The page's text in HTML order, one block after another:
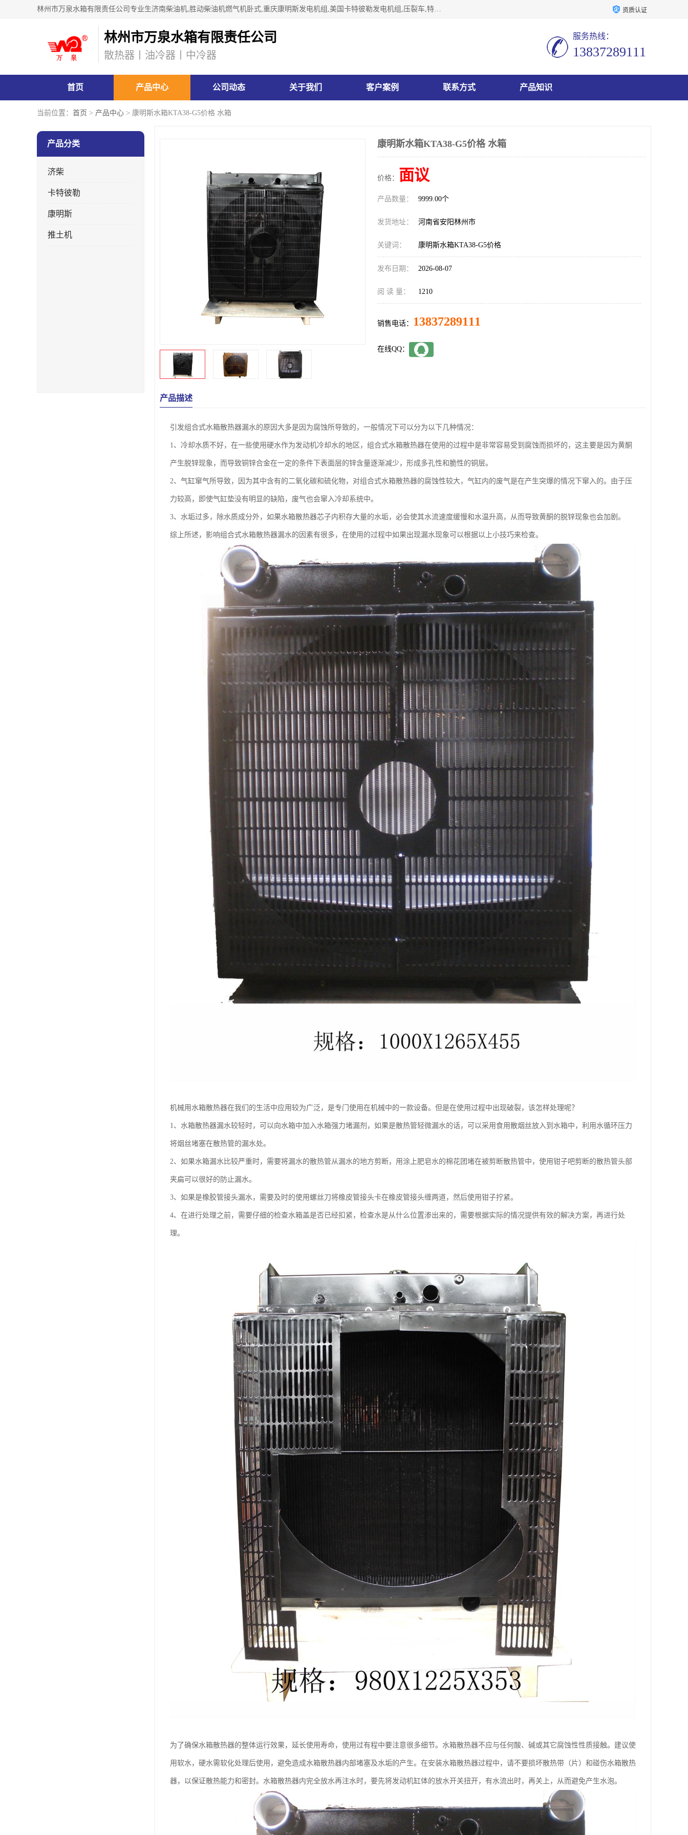
林州市万泉水箱有限责任公司专业生济南柴油机,胜动柴油机燃气机卧式,重庆康明斯发电机组,美国卡特彼勒发电机组,压裂车,特雷克斯矿车,卡特矿车,小松反铲,卡特反铲装载机,日立反铲,阿特拉斯科普柯钻机,山推推土机黄工推土机等系列水箱中冷器油冷器，公司始终发扬自力更生、艰苦奋斗的红旗渠精神、不断开拓、进取，以“先进的生产技术、一流的产品质量、良好的销售信誉”为宗旨。 资质认证
林州市万泉水箱有限责任公司
散热器丨油冷器丨中冷器
服务热线：
13837289111
首页 产品中心 公司动态 关于我们 客户案例 联系方式 产品知识
当前位置： 首页 > 产品中心 > 康明斯水箱KTA38-G5价格 水箱
产品分类
济柴
卡特彼勒
康明斯
推土机
康明斯水箱KTA38-G5价格 水箱
价格： 面议
产品数量： 9999.00个
发货地址： 河南省安阳林州市
关键词： 康明斯水箱KTA38-G5价格
发布日期： 2026-08-07
阅 读 量： 1210
销售电话： 13837289111
在线QQ：
产品描述
引发组合式水箱散热器漏水的原因大多是因为腐蚀所导致的，一般情况下可以分为以下几种情况：
1、冷却水质不好，在一些使用硬水作为发动机冷却水的地区，组合式水箱散热器在使用的过程中是非常容易受到腐蚀而损坏的，这主要是因为黄酮
产生脱锌现象，而导致铜锌合金在一定的条件下表面层的锌含量逐渐减少，形成多孔性和脆性的铜层。
2、气缸窜气所导致，因为其中含有的二氧化碳和硫化物，对组合式水箱散热器的腐蚀性较大，气缸内的废气是在产生突爆的情况下窜入的。由于压
力较高，即使气缸垫没有明显的缺陷，废气也会窜入冷却系统中。
3、水垢过多，除水质成分外，如果水箱散热器芯子内积存大量的水垢，必会使其水流速度缓慢和水温升高，从而导致黄酮的脱锌现象也会加剧。
综上所述，影响组合式水箱散热器漏水的因素有很多，在使用的过程中如果出现漏水现象可以根据以上小技巧来检查。
机械用水箱散热器在我们的生活中应用较为广泛，是专门使用在机械中的一款设备。但是在使用过程中出现破裂，该怎样处理呢？
1、水箱散热器漏水较轻时，可以向水箱中加入水箱强力堵漏剂，如果是散热管轻微漏水的话，可以采用食用散烟丝放入到水箱中，利用水循环压力
将烟丝堵塞在散热管的漏水处。
2、如果水箱漏水比较严重时，需要将漏水的散热管从漏水的地方剪断，用涂上肥皂水的棉花团堵在被剪断散热管中，使用钳子吧剪断的散热管头部
夹扁可以很好的防止漏水。
3、如果是橡胶管接头漏水，需要及时的使用螺丝刀将橡皮管接头卡在橡皮管接头缠两道，然后使用钳子拧紧。
4、在进行处理之前，需要仔细的检查水箱盖是否已经扣紧，检查水是从什么位置渗出来的，需要根据实际的情况提供有效的解决方案，再进行处
理。
为了确保水箱散热器的整体运行效果，延长使用寿命，使用过有程中要注意很多细节。水箱散热器不应与任何酸、碱或其它腐蚀性性质接触。建议使
用软水，硬水需软化处理后使用，避免造成水箱散热器内部堵塞及水垢的产生。在安装水箱散热器过程中，请不要损坏散热带（片）和碰伤水箱散热
器，以保证散热能力和密封。水箱散热器内完全放水再注水时，要先将发动机缸体的放水开关扭开，有水流出时，再关上，从而避免产生水泡。